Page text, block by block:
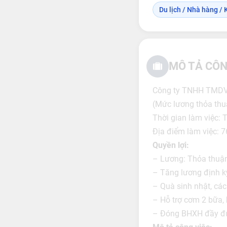
Du lịch / Nhà hàng /
MÔ TẢ
Công ty TNHH
(Mức lương thỏa
Thời gian làm việc:
Địa điểm làm việc:
Quyền lợi:
– Lương: Thỏa
– Tăng lương định
– Quà sinh nhật,
– Hỗ trợ cơm 2 bữa,
– Đóng BHXH đầy